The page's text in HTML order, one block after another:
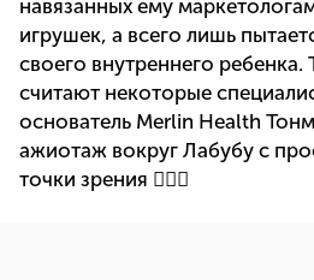
навязанных ему
игрушек, а всего лишь
своего внутреннего
считают некоторые
основатель Merlin Health
ажиотаж вокруг Лабубу с
точки зрения 👇🏻🤓